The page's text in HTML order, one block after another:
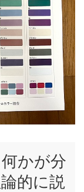
かが分
的に説